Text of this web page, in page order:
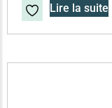
Lire la suite